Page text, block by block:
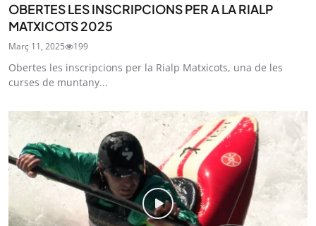
OBERTES LES INSCRIPCIONS PER A LA RIALP
MATXICOTS 2025
Març 11, 2025 199
Obertes les inscripcions per la Rialp Matxicots, una de les
curses de muntany...